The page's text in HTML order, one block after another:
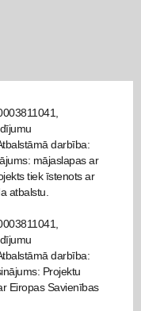
darbība:
mājaslapas ar
tiek īstenots ar
atbalstu.
darbība:
Projektu
Eiropas Savienības